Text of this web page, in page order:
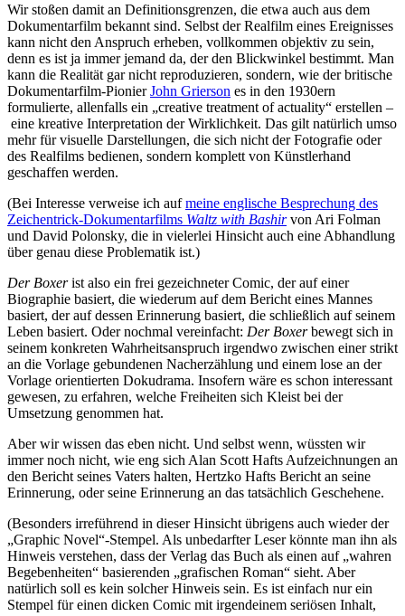
Wir stoßen damit an Definitionsgrenzen, die etwa auch aus dem
Dokumentarfilm bekannt sind. Selbst der Realfilm eines Ereignisses
kann nicht den Anspruch erheben, vollkommen objektiv zu sein,
denn es ist ja immer jemand da, der den Blickwinkel bestimmt. Man
kann die Realität gar nicht reproduzieren, sondern, wie der britische
Dokumentarfilm-PionierJohn Grierson es in den 1930ern
formulierte, allenfalls ein „creative treatment of actuality“ erstellen –
eine kreative Interpretation der Wirklichkeit. Das gilt natürlich umso
mehr für visuelle Darstellungen, die sich nicht der Fotografie oder
des Realfilms bedienen, sondern komplett von Künstlerhand
geschaffen werden.
(Bei Interesse verweise ich aufmeine englische Besprechung des
Zeichentrick-Dokumentarfilms Waltz with Bashirvon Ari Folman
und David Polonsky, die in vielerlei Hinsicht auch eine Abhandlung
über genau diese Problematik ist.)
Der Boxerist also ein frei gezeichneter Comic, der auf einer
Biographie basiert, die wiederum auf dem Bericht eines Mannes
basiert, der auf dessen Erinnerung basiert, die schließlich auf seinem
Leben basiert. Oder nochmal vereinfacht: Der Boxerbewegt sich in
seinem konkreten Wahrheitsanspruch irgendwo zwischen einer strikt
an die Vorlage gebundenen Nacherzählung und einem lose an der
Vorlage orientierten Dokudrama. Insofern wäre es schon interessant
gewesen, zu erfahren, welche Freiheiten sich Kleist bei der
Umsetzung genommen hat.
Aber wir wissen das eben nicht. Und selbst wenn, wüssten wir
immer noch nicht, wie eng sich Alan Scott Hafts Aufzeichnungen an
den Bericht seines Vaters halten, Hertzko Hafts Bericht an seine
Erinnerung, oder seine Erinnerung an das tatsächlich Geschehene.
(Besonders irreführend in dieser Hinsicht übrigens auch wieder der
„Graphic Novel“-Stempel. Als unbedarfter Leser könnte man ihn als
Hinweis verstehen, dass der Verlag das Buch als einen auf „wahren
Begebenheiten“ basierenden „grafischen Roman“ sieht. Aber
natürlich soll es kein solcher Hinweis sein. Es ist einfach nur ein
Stempel für einen dicken Comic mit irgendeinem seriösen Inhalt,